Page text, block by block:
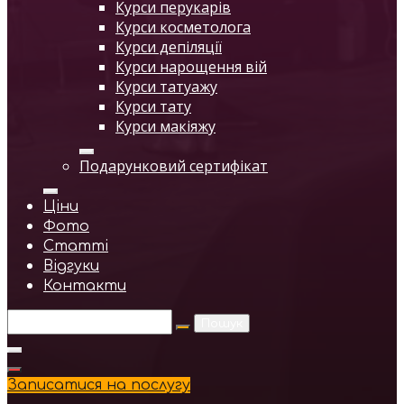
Курси перукарів
Курси косметолога
Курси депіляції
Курси нарощення вій
Курси татуажу
Курси тату
Курси макіяжу
Подарунковий сертифікат
Ціни
Фото
Статті
Відгуки
Контакти
Записатися на послугу